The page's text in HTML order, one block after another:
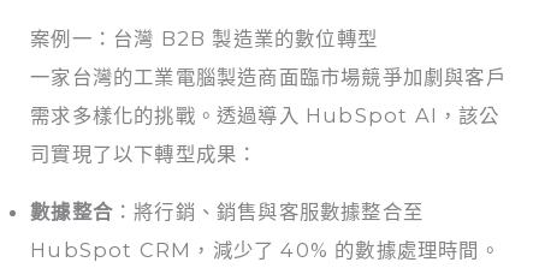
案例一：台灣 B2B 製造業的數位轉型
一家台灣的工業電腦製造商面臨市場競爭加劇與客戶
需求多樣化的挑戰。透過導入 HubSpot AI，該公
司實現了以下轉型成果：
數據整合 ：將行銷、銷售與客服數據整合至
HubSpot CRM，減少了 40% 的數據處理時間。